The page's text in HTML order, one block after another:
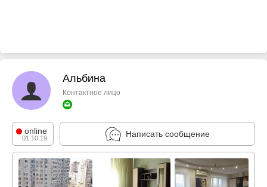
Альбина
Контактное лицо
online
01.10.19 Написать сообщение